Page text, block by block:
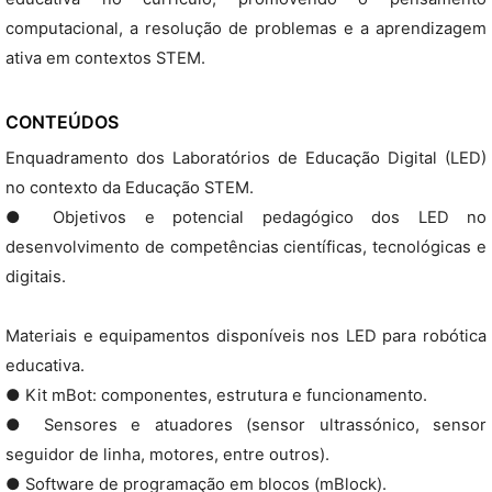
computacional, a resolução de problemas e a aprendizagem
ativa em contextos STEM.
CONTEÚDOS
Enquadramento dos Laboratórios de Educação Digital (LED)
no contexto da Educação STEM.
● Objetivos e potencial pedagógico dos LED no
desenvolvimento de competências científicas, tecnológicas e
digitais.
Materiais e equipamentos disponíveis nos LED para robótica
educativa.
● Kit mBot: componentes, estrutura e funcionamento.
● Sensores e atuadores (sensor ultrassónico, sensor
seguidor de linha, motores, entre outros).
● Software de programação em blocos (mBlock).